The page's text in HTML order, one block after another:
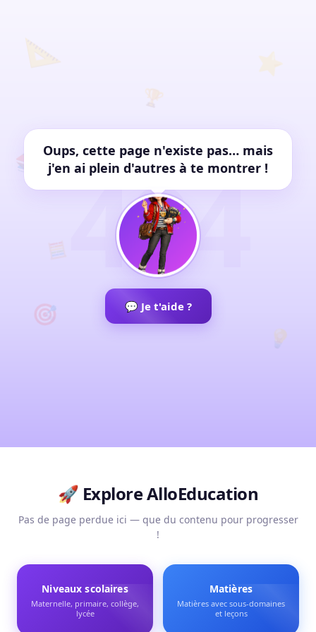
📐 ⭐
📚 ✏️
🎯
💡
🧮
🏆
404
Oups, cette page n'existe pas… mais
j'en ai plein d'autres à te montrer !
💬 Je t'aide ?
🚀 ExploreAlloEducation
Pas de page perdue ici — que du contenu pour progresser
!
Niveaux scolaires
Maternelle, primaire, collège,
lycée
Matières
Matières avec sous-domaines
et leçons